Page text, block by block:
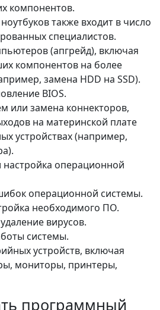
компонентов.
также входит в число
специалистов.
(апгрейд), включая
компонентов на более
замена HDD на SSD).
BIOS.
или замена коннекторов,
на материнской плате
устройствах (например,
настройка операционной
операционной системы.
необходимого ПО.
вирусов.
системы.
устройств, включая
мониторы, принтеры,
программный